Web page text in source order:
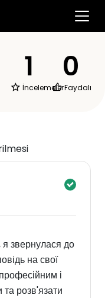
1
İncelemeler
0
Faydalı
звернулася до
на свої
і
розв'язати